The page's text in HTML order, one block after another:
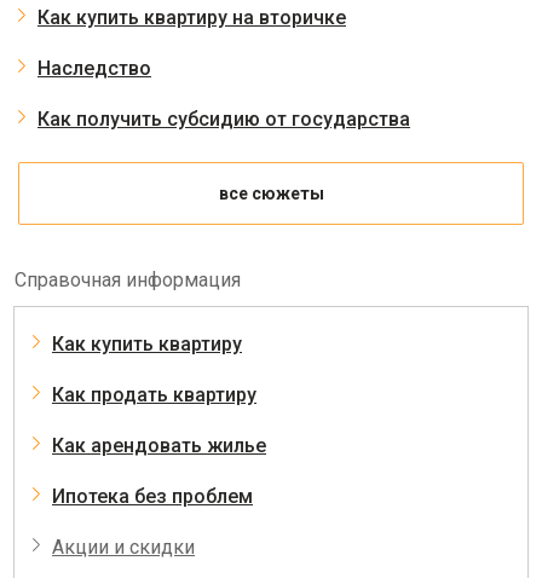
Как купить квартиру на вторичке
Наследство
Как получить субсидию от государства
все сюжеты
Справочная информация
Как купить квартиру
Как продать квартиру
Как арендовать жилье
Ипотека без проблем
Акции и скидки